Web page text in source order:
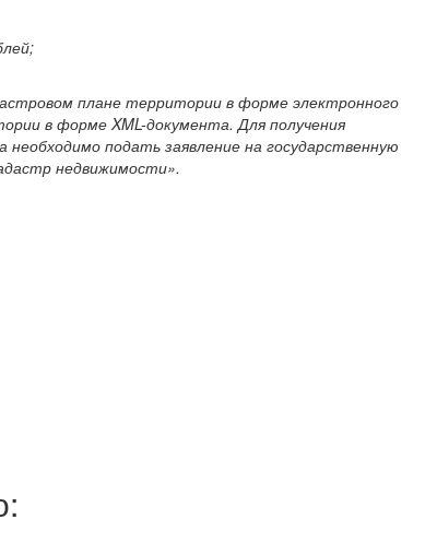
плане территории в форме электронного
в форме XML-документа. Для получения
подать заявление на государственную
недвижимости».